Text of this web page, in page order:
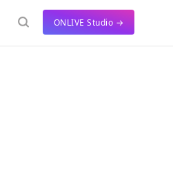
ONLIVE Studio →